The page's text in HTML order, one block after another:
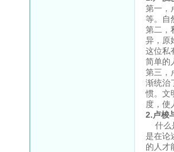
第一，
等。自
第二，
异，原
这位私
简单的
第三，
渐统治
惯。文
度，使
2.卢梭
什么
是在论
的人才